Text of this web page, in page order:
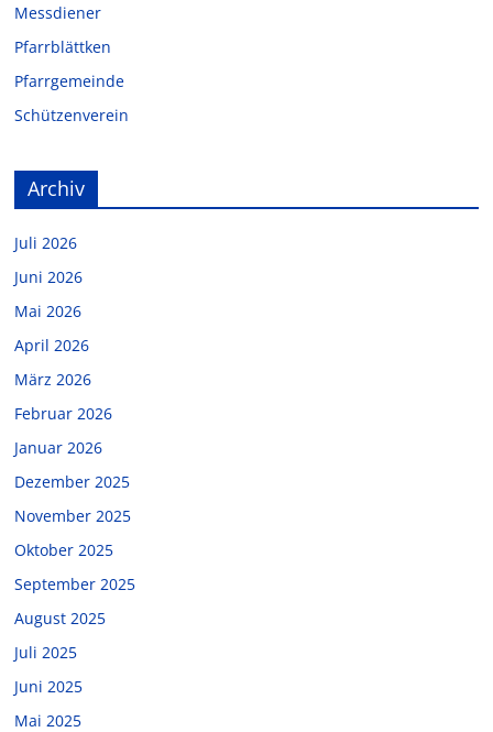
Messdiener
Pfarrblättken
Pfarrgemeinde
Schützenverein
Archiv
Juli 2026
Juni 2026
Mai 2026
April 2026
März 2026
Februar 2026
Januar 2026
Dezember 2025
November 2025
Oktober 2025
September 2025
August 2025
Juli 2025
Juni 2025
Mai 2025